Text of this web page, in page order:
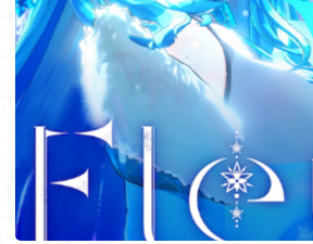
SPECIAL